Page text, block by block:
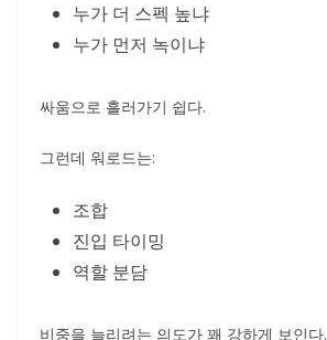
누가 더 스펙 높냐
누가 먼저 녹이냐
싸움으로 흘러가기 쉽다.
그런데 워로드는:
조합
진입 타이밍
역할 분담
비중을 늘리려는 의도가 꽤 강하게 보인다.